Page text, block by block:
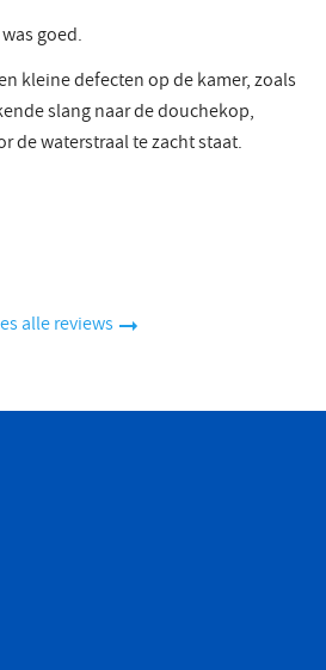
goed.
kleine defecten op de kamer, zoals
slang naar de douchekop,
de waterstraal te zacht staat.
alle reviews